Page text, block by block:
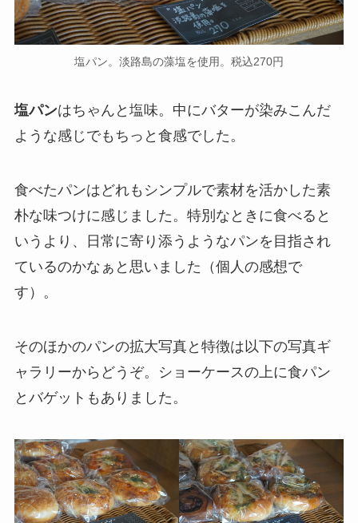
塩パン。淡路島の藻塩を使用。税込270円
塩パンはちゃんと塩味。中にバターが染みこんだ
ような感じでもちっと食感でした。
食べたパンはどれもシンプルで素材を活かした素
朴な味つけに感じました。特別なときに食べると
いうより、日常に寄り添うようなパンを目指され
ているのかなぁと思いました（個人の感想で
す）。
そのほかのパンの拡大写真と特徴は以下の写真ギ
ャラリーからどうぞ。ショーケースの上に食パン
とバゲットもありました。